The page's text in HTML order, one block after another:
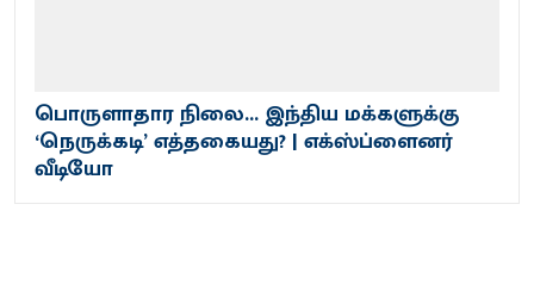
பொருளாதார நிலை... இந்திய மக்களுக்கு
‘நெருக்கடி’ எத்தகையது? | எக்ஸ்ப்ளைனர்
வீடியோ